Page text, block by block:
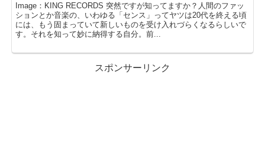
Image：KING RECORDS 突然ですが知ってますか？人間のファッ
ションとか音楽の、いわゆる「センス」ってヤツは20代を終える頃
には、もう固まっていて新しいものを受け入れづらくなるらしいで
す。それを知って妙に納得する自分。前...
スポンサーリンク